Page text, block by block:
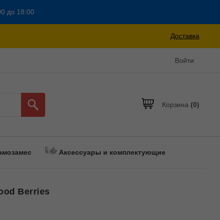
до 18:00
Доставка
Войти
Корзина (0)
Аксессуары и комплектующие
Berries